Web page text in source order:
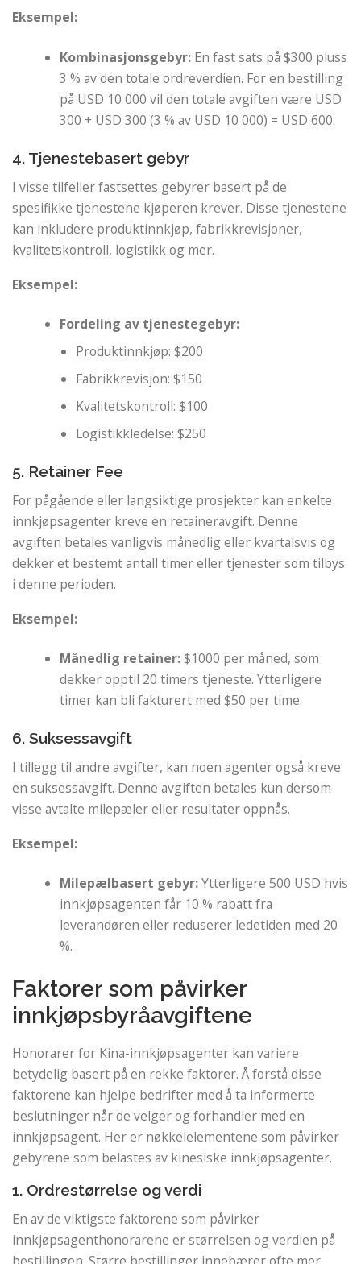
Eksempel:
Kombinasjonsgebyr: En fast sats på $300 pluss
3 % av den totale ordreverdien. For en bestilling
på USD 10 000 vil den totale avgiften være USD
300 + USD 300 (3 % av USD 10 000) = USD 600.
4. Tjenestebasert gebyr
I visse tilfeller fastsettes gebyrer basert på de
spesifikke tjenestene kjøperen krever. Disse tjenestene
kan inkludere produktinnkjøp, fabrikkrevisjoner,
kvalitetskontroll, logistikk og mer.
Eksempel:
Fordeling av tjenestegebyr:
Produktinnkjøp: $200
Fabrikkrevisjon: $150
Kvalitetskontroll: $100
Logistikkledelse: $250
5. Retainer Fee
For pågående eller langsiktige prosjekter kan enkelte
innkjøpsagenter kreve en retaineravgift. Denne
avgiften betales vanligvis månedlig eller kvartalsvis og
dekker et bestemt antall timer eller tjenester som tilbys
i denne perioden.
Eksempel:
Månedlig retainer:$1000 per måned, som
dekker opptil 20 timers tjeneste. Ytterligere
timer kan bli fakturert med $50 per time.
6. Suksessavgift
I tillegg til andre avgifter, kan noen agenter også kreve
en suksessavgift. Denne avgiften betales kun dersom
visse avtalte milepæler eller resultater oppnås.
Eksempel:
Milepælbasert gebyr:Ytterligere 500 USD hvis
innkjøpsagenten får 10 % rabatt fra
leverandøren eller reduserer ledetiden med 20
%.
Faktorer som påvirker
innkjøpsbyråavgiftene
Honorarer for Kina-innkjøpsagenter kan variere
betydelig basert på en rekke faktorer. Å forstå disse
faktorene kan hjelpe bedrifter med å ta informerte
beslutninger når de velger og forhandler med en
innkjøpsagent. Her er nøkkelelementene som påvirker
gebyrene som belastes av kinesiske innkjøpsagenter.
1. Ordrestørrelse og verdi
En av de viktigste faktorene som påvirker
innkjøpsagenthonorarene er størrelsen og verdien på